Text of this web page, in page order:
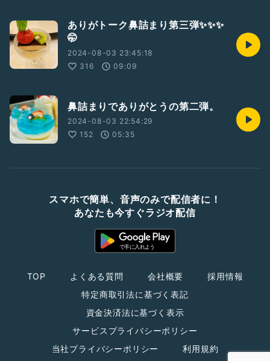
ありがトーク鼻詰まり第三弾✨✨✨
🤭
2024-08-03 23:45:18
316
09:09
鼻詰まりでありがとうの第二弾。
2024-08-03 22:54:29
152
05:35
スマホで簡単、音声のみで配信者に！
あなたも今すぐラジオ配信
TOP よくある質問 会社概要
採用情報
特定商取引法に基づく表記
資金決済法に基づく表示
サービスプライバシーポリシー
当社プライバシーポリシー
利用規約